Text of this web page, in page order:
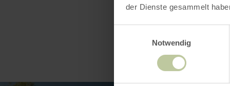
der Dienste gesammelt
Notwendig